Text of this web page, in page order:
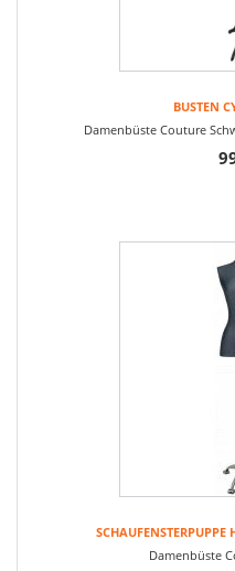
BUSTEN
Damenbüste Couture
SCHAUFENSTERPUPPE
Damenbüste